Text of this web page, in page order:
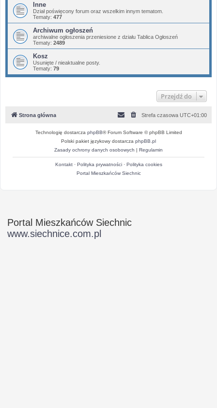
Inne
Dział poświęcony forum oraz wszelkim innym tematom.
Tematy: 477
Archiwum ogłoszeń
archiwalne ogłoszenia przeniesione z działu Tablica Ogłoszeń
Tematy: 2489
Kosz
Usunięte / nieaktualne posty.
Tematy: 79
Przejdź do
Strona główna Strefa czasowa UTC+01:00
Technologię dostarcza phpBB® Forum Software © phpBB Limited
Polski pakiet językowy dostarcza phpBB.pl
Zasady ochrony danych osobowych | Regulamin
Kontakt· Polityka prywatności· Polityka cookies
Portal Mieszkańców Siechnic
Portal Mieszkańców Siechnic
www.siechnice.com.pl